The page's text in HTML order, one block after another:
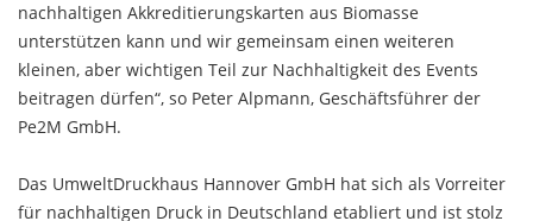
nachhaltigen Akkreditierungskarten aus Biomasse
unterstützen kann und wir gemeinsam einen weiteren
kleinen, aber wichtigen Teil zur Nachhaltigkeit des Events
beitragen dürfen“, so Peter Alpmann, Geschäftsführer der
Pe2M GmbH.
Das UmweltDruckhaus Hannover GmbH hat sich als Vorreiter
für nachhaltigen Druck in Deutschland etabliert und ist stolz